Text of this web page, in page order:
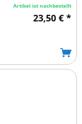
Artikel ist nachbestellt
23,50 € *